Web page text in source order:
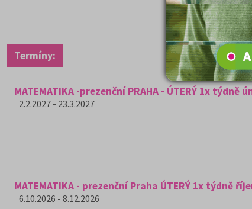
Termíny:
MATEMATIKA -prezenční PRAHA - ÚTERÝ 1x týdně
2.2.2027 - 23.3.2027
MATEMATIKA - prezenční Praha ÚTERÝ 1x týdně
6.10.2026 - 8.12.2026